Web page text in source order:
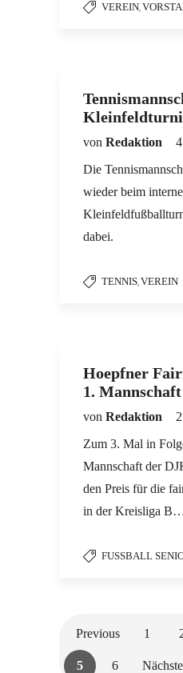
VEREIN,
von Redaktion
Die
wieder beim
dabei.
TENNIS, VEREIN
Hoepfner
1. Mannschaft
von Redaktion
Zum 3. Mal in
Mannschaft der
den Preis für die
in der Kreisliga
FUSSBALL
Previous 1
5 6